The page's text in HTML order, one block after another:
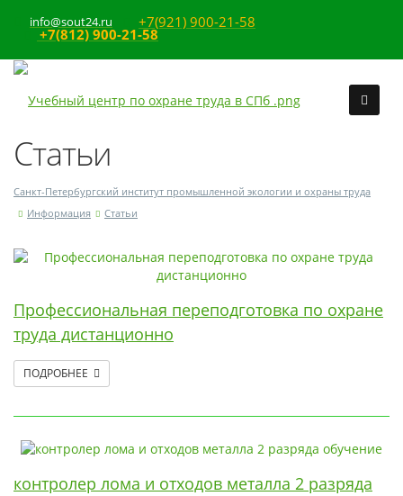
info@sout24.ru +7(921) 900-21-58
+7(812) 900-21-58
Статьи
Санкт-Петербургский институт промышленной экологии и охраны труда
Информация
Статьи
Профессиональная переподготовка по охране
труда дистанционно
ПОДРОБНЕЕ
контролер лома и отходов металла 2 разряда